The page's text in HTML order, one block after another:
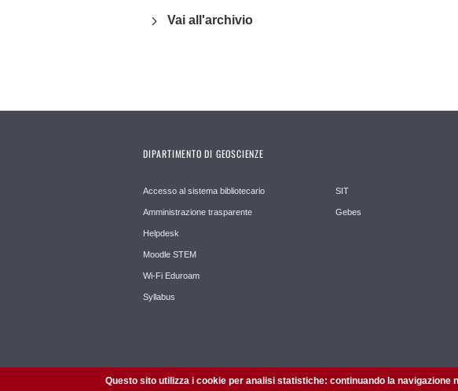
Vai all'archivio
DIPARTIMENTO DI GEOSCIENZE
Accesso al sistema bibliotecario
Amministrazione trasparente
Helpdesk
Moodle STEM
Wi-Fi Eduroam
Syllabus
SIT
Gebes
Questo sito utilizza i cookie per analisi statistiche: continuando la navigazione